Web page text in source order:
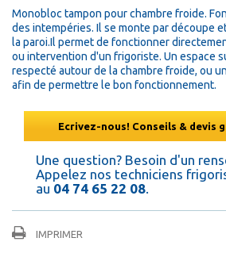
Monobloc tampon pour chambre froide.
des intempéries. Il se monte par découpe
la paroi.Il permet de fonctionner
ou intervention d'un frigoriste. Un espace
respecté autour de la chambre froide, ou
afin de permettre le bon fonctionnement.
Ecrivez-nous! Conseils & devis
Une question? Besoin d'un
Appelez nos techniciens
au 04 74 65 22 08.
IMPRIMER